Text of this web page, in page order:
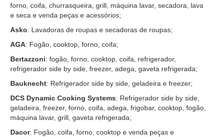
forno, coifa, churrasqueira, grill, máquina lavar, secadora, lava
e seca e venda peças e acessórios;
Asko: Lavadoras de roupas e secadoras de roupas;
AGA: Fogão, cooktop, forno, coifa;
Bertazzoni: fogão, forno, cooktop, coifa, refrigerador,
refrigerador side by side, freezer, adega, gaveta refrigerada;
Bauknecht: Refrigerador side by side, geladeira e freezer;
DCS Dynamic Cooking Systems: Refrigerador side by side,
geladeira, freezer, forno, coifa, adega, frigobar, cooktop, fogão,
máquina lavar, grill, gaveta refrigerada;
Dacor: Fogão, coifa, forno, cooktop e venda peças e